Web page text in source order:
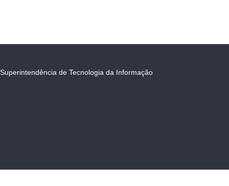
Superintendência de Tecnologia da Informação